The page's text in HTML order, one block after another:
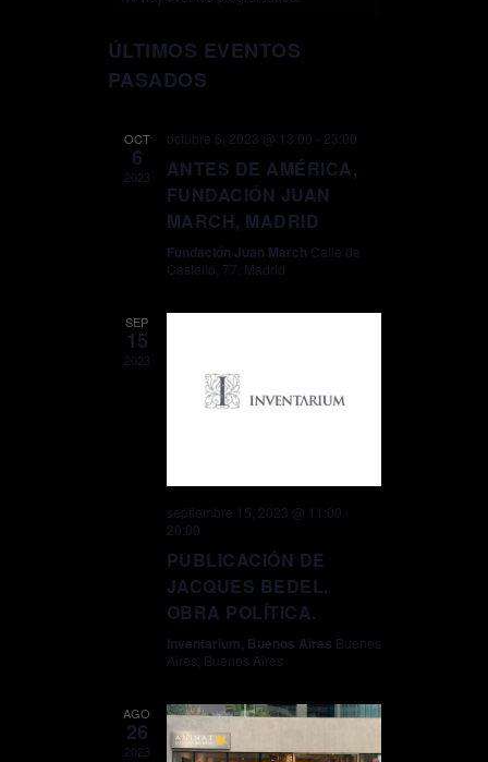
ÚLTIMOS EVENTOS
PASADOS
OCT
6
2023
octubre 6, 2023 @ 13:00 - 23:00
ANTES DE AMÉRICA,
FUNDACIÓN JUAN
MARCH, MADRID
Fundación Juan March Calle de
Castelló, 77, Madrid
SEP
15
2023
septiembre 15, 2023 @ 11:00 -
20:00
PUBLICACIÓN DE
JACQUES BEDEL.
OBRA POLÍTICA.
Inventarium, Buenos Aires Buenos
Aires, Buenos Aires
AGO
26
2023